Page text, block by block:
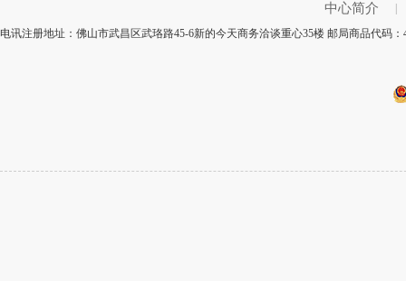
中心简介
电讯注册地址：佛山市武昌区武珞路45-6新的今天商务洽谈重心35楼 邮局商品代码